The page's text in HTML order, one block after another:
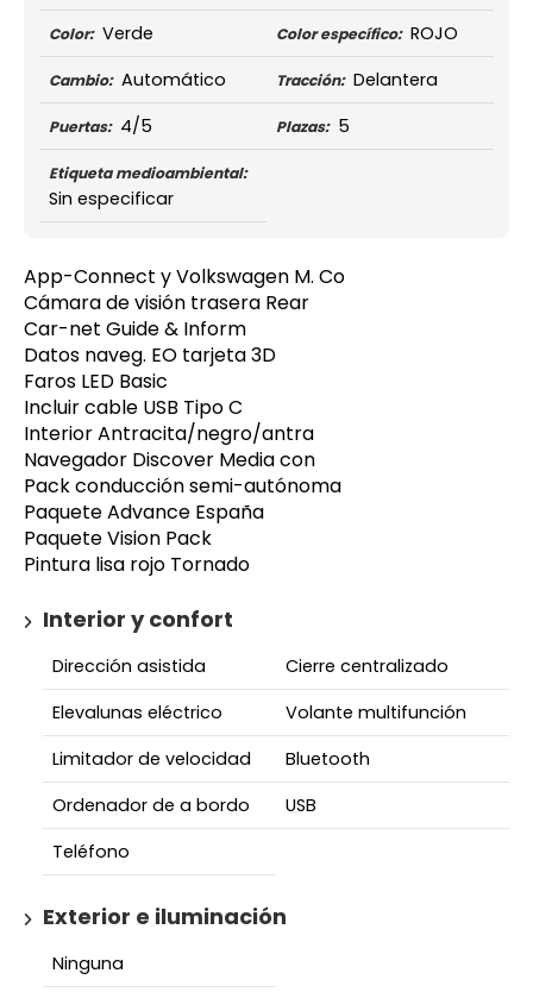
Color: Verde Color específico: ROJO
Cambio: Automático Tracción: Delantera
Puertas: 4/5 Plazas: 5
Etiqueta medioambiental:
Sin especificar
App-Connect y Volkswagen M. Co
Cámara de visión trasera Rear
Car-net Guide & Inform
Datos naveg. EO tarjeta 3D
Faros LED Basic
Incluir cable USB Tipo C
Interior Antracita/negro/antra
Navegador Discover Media con
Pack conducción semi-autónoma
Paquete Advance España
Paquete Vision Pack
Pintura lisa rojo Tornado
Interior y confort
Dirección asistida
Cierre centralizado
Elevalunas eléctrico
Volante multifunción
Limitador de velocidad
Bluetooth
Ordenador de a bordo
USB
Teléfono
Exterior e iluminación
Ninguna